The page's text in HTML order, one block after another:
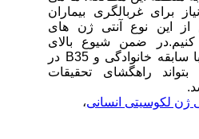
برای غربالگری بیماران
از این نوع آنتی ژن های
ضمن شیوع بالای
HLA-B5 در افراد با سابقه خانوادگی و B35 در
راهگشای تحقیقات
ژن لکوسیتی انسانی،